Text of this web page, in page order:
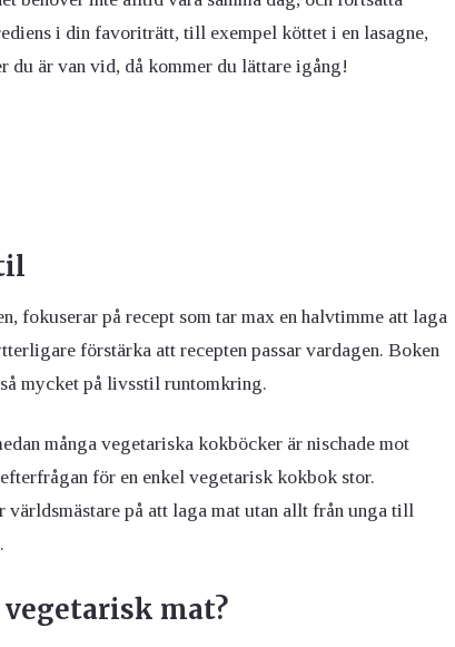
i din favoriträtt, till exempel köttet i en lasagne,
är van vid, då kommer du lättare igång!
fokuserar på recept som tar max en halvtimme att laga
förstärka att recepten passar vardagen. Boken
mycket på livsstil runtomkring.
många vegetariska kokböcker är nischade mot
för en enkel vegetarisk kokbok stor.
på att laga mat utan allt från unga till
mat?